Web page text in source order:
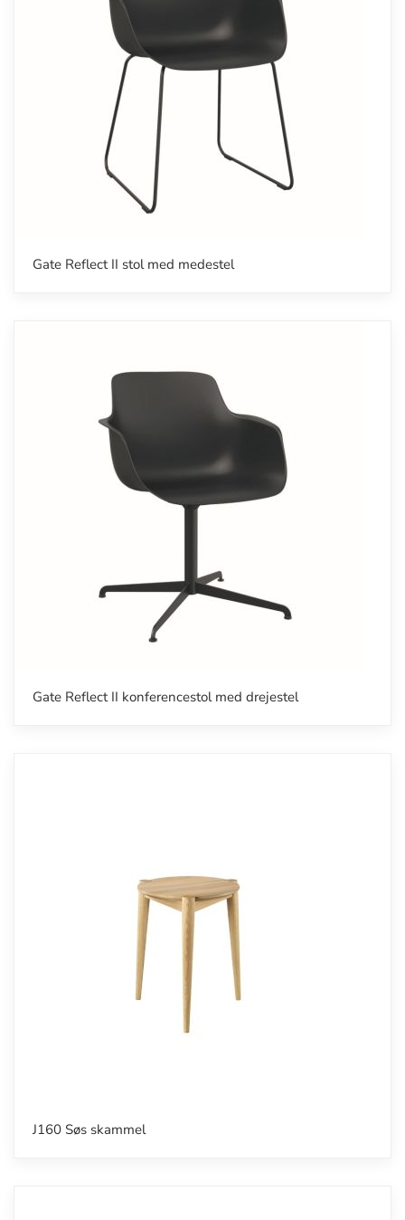
Gate Reflect II stol med medestel
Gate Reflect II konferencestol med drejestel
J160 Søs skammel